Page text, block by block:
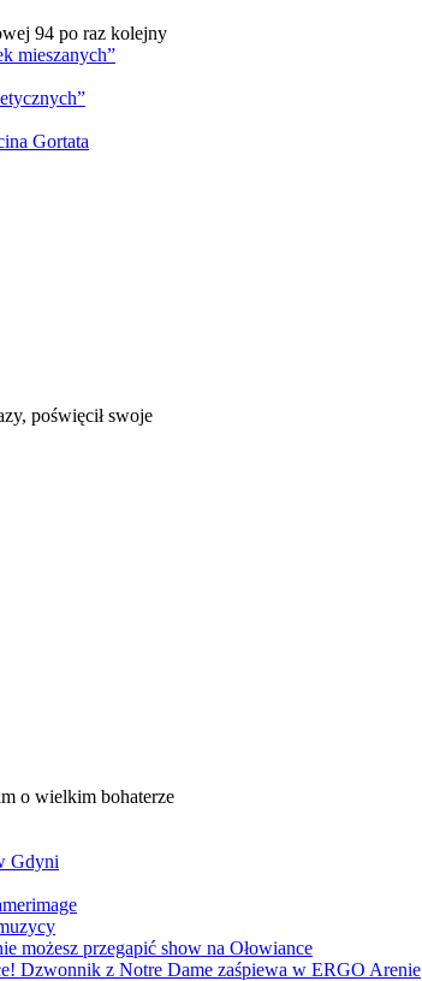
94 po raz kolejny
mieszanych”
Gortata
poświęcił swoje
o wielkim bohaterze
Gdyni
możesz przegapić show na Ołowiance
Dzwonnik z Notre Dame zaśpiewa w ERGO Arenie